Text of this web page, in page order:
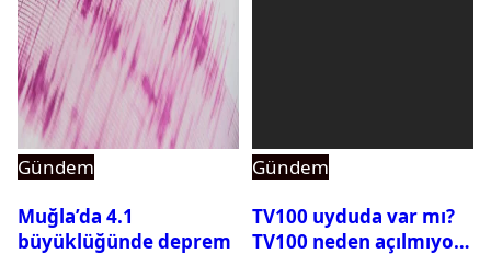
Gündem
Muğla’da 4.1
büyüklüğünde deprem
Gündem
TV100 uyduda var mı?
TV100 neden açılmıyor?